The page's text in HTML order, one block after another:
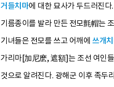
거들치마에 대한 묘사가 두드러진다.
기름종이를 발라 만든 전모氈帽는
기녀들은 전모를 쓰고 어깨에쓰개
가리마[加尼麽, 遮額]는 조선 여인
것으로 알려진다. 광해군 이후 족두